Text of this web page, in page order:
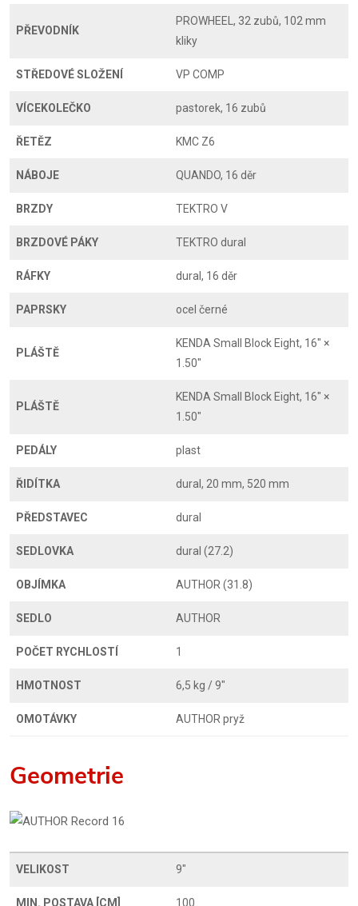
PŘEVODNÍK
PROWHEEL, 32 zubů, 102 mm
kliky
STŘEDOVÉ SLOŽENÍ VP COMP
VÍCEKOLEČKO pastorek, 16 zubů
ŘETĚZ KMC Z6
NÁBOJE QUANDO, 16 děr
BRZDY TEKTRO V
BRZDOVÉ PÁKY TEKTRO dural
RÁFKY dural, 16 děr
PAPRSKY ocel černé
PLÁŠTĚ
KENDA Small Block Eight, 16" ×
1.50"
PLÁŠTĚ
KENDA Small Block Eight, 16" ×
1.50"
PEDÁLY plast
ŘIDÍTKA dural, 20 mm, 520 mm
PŘEDSTAVEC dural
SEDLOVKA dural (27.2)
OBJÍMKA AUTHOR (31.8)
SEDLO AUTHOR
POČET RYCHLOSTÍ 1
HMOTNOST 6,5 kg / 9"
OMOTÁVKY AUTHOR pryž
Geometrie
VELIKOST 9"
MIN. POSTAVA [CM] 100